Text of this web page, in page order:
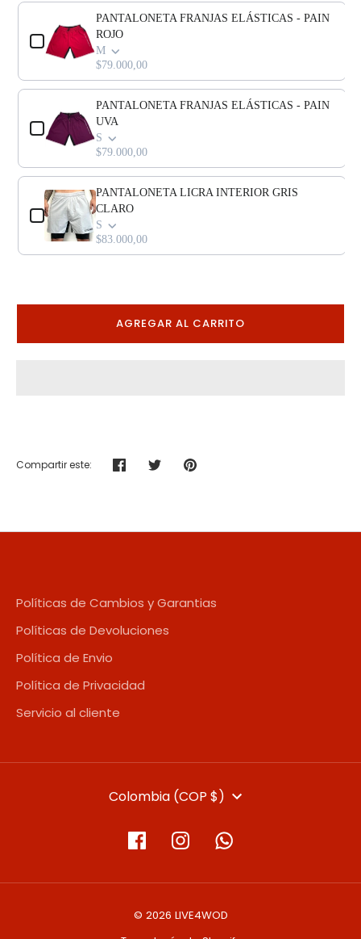
Use the Previous and Next buttons to navigate through product
PANTALONETA FRANJAS ELÁSTICAS - PAIN
ROJO
M
$79.000,00
PANTALONETA FRANJAS ELÁSTICAS - PAIN
UVA
S
$79.000,00
PANTALONETA LICRA INTERIOR GRIS
CLARO
S
$83.000,00
AGREGAR AL CARRITO
Compartir este: CompartirTuitearHacer
Políticas de Cambios y Garantias
Políticas de Devoluciones
Política de Envio
Política de Privacidad
Servicio al cliente
Colombia (COP $)
© 2026 LIVE4WOD